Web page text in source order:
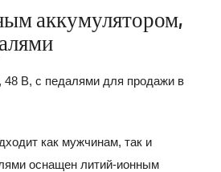
аккумулятором,
48 В, с педалями для продажи в
как мужчинам, так и
оснащен литий-ионным